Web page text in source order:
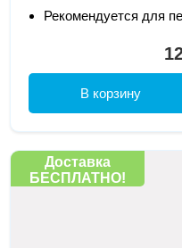
Рекомендуется для
В корзину
Доставка
БЕСПЛАТНО!